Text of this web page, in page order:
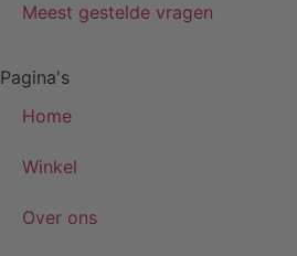
Meest gestelde vragen
Pagina's
Home
Winkel
Over ons